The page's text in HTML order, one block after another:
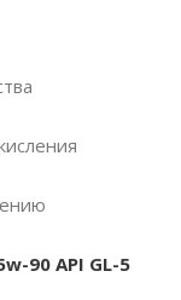
90 API GL-5